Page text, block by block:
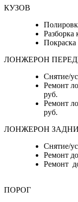
КУЗОВ
Разборка
Покраска
ЛОНЖЕРОН
Снятие/
Ремонт
руб.
Ремонт
руб.
ЛОНЖЕРОН
Снятие/
Ремонт
Ремонт
ПОРОГ